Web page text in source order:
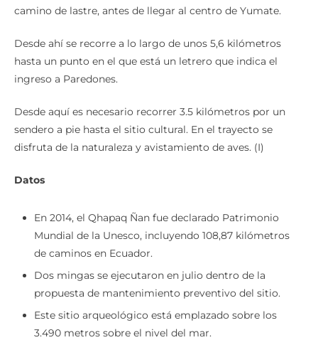
camino de lastre, antes de llegar al centro de Yumate.
Desde ahí se recorre a lo largo de unos 5,6 kilómetros
hasta un punto en el que está un letrero que indica el
ingreso a Paredones.
Desde aquí es necesario recorrer 3.5 kilómetros por un
sendero a pie hasta el sitio cultural. En el trayecto se
disfruta de la naturaleza y avistamiento de aves. (I)
Datos
En 2014, el Qhapaq Ñan fue declarado Patrimonio
Mundial de la Unesco, incluyendo 108,87 kilómetros
de caminos en Ecuador.
Dos mingas se ejecutaron en julio dentro de la
propuesta de mantenimiento preventivo del sitio.
Este sitio arqueológico está emplazado sobre los
3.490 metros sobre el nivel del mar.